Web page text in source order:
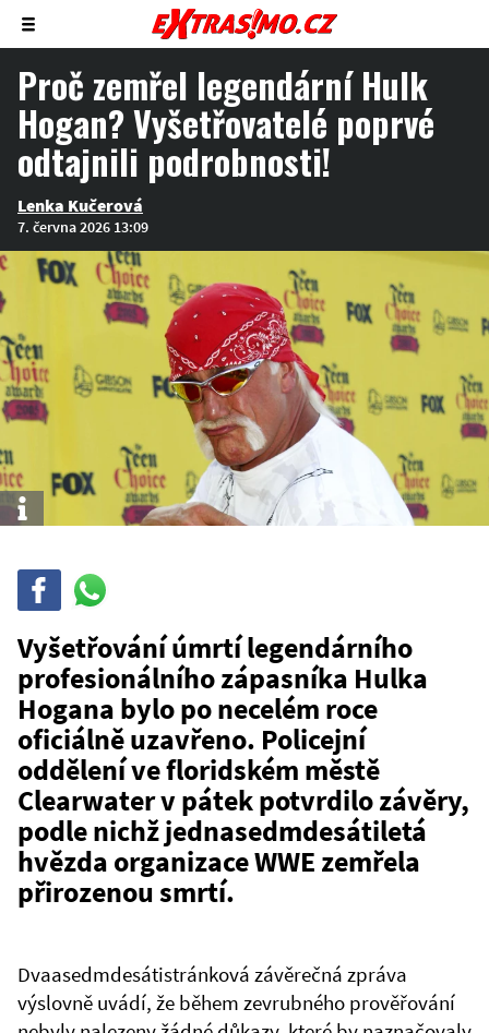
Zobrazit/skrýt
menu
Proč zemřel legendární Hulk
Hogan? Vyšetřovatelé poprvé
odtajnili podrobnosti!
Lenka Kučerová
7. června 2026 13:09
Info
Sdílej
WhatsAppu
Vyšetřování úmrtí legendárního
profesionálního zápasníka Hulka
Hogana bylo po necelém roce
oficiálně uzavřeno. Policejní
oddělení ve floridském městě
Clearwater v pátek potvrdilo závěry,
podle nichž jednasedmdesátiletá
hvězda organizace WWE zemřela
přirozenou smrtí.
Dvaasedmdesátistránková závěrečná zpráva
výslovně uvádí, že během zevrubného prověřování